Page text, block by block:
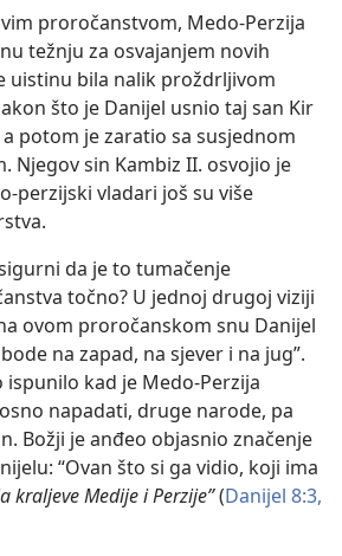
proročanstvom, Medo-Perzija
težnju za osvajanjem novih
uistinu bila nalik proždrljivom
što je Danijel usnio taj san Kir
potom je zaratio sa susjednom
Njegov sin Kambiz II. osvojio je
perzijski vladari još su više
da je to tumačenje
točno? U jednoj drugoj viziji
ovom proročanskom snu Danijel
na zapad, na sjever i na jug”.
kad je Medo-Perzija
napadati, druge narode, pa
Božji je anđeo objasnio značenje
“Ovan što si ga vidio, koji ima
kraljeve Medije i Perzije”(Danijel 8:3,